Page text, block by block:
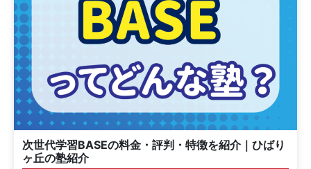
次世代学習BASEの料金・評判・特徴を紹介｜ひばり
ヶ丘の塾紹介